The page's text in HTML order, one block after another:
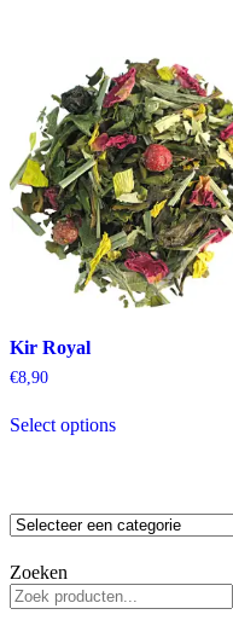
Kir Royal
€8,90
Select options
Selecteer
categorie
Zoeken